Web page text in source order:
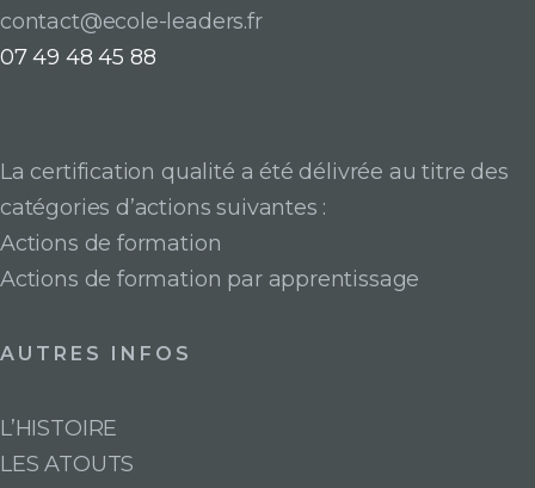
contact@ecole-leaders.fr
07 49 48 45 88
La certification qualité a été délivrée au titre des
catégories d’actions suivantes :
Actions de formation
Actions de formation par apprentissage
AUTRES INFOS
L’HISTOIRE
LES ATOUTS